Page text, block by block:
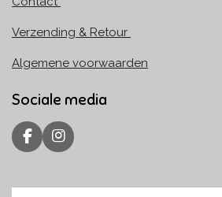
Verzending & Retour
Algemene voorwaarden
Sociale media
F
a
e
I
n
t